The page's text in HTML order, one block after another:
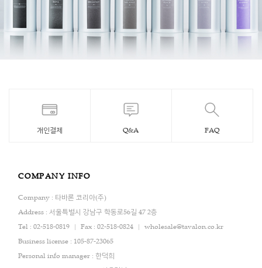
개인결제 Q&A FAQ
COMPANY INFO
Company : 타바론 코리아(주)
Address : 서울특별시 강남구 학동로56길 47 2층
Tel : 02-518-0819
Fax : 02-518-0824
wholesale@tavalon.co.kr
Business license : 105-87-23065
Personal info manager : 한덕희